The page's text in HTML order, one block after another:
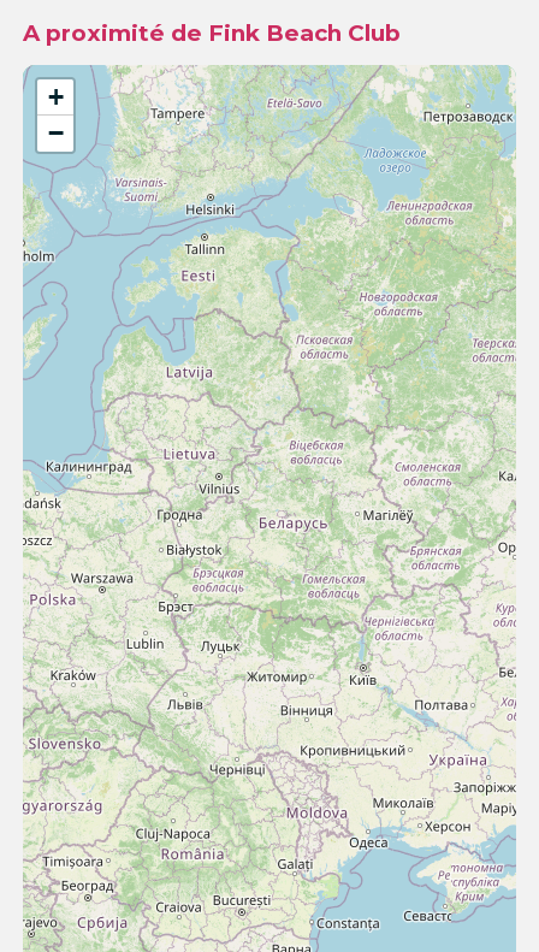
A proximité de Fink Beach Club
+
−